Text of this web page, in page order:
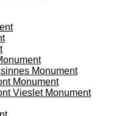
Monument
Monument
Vieslet Monument